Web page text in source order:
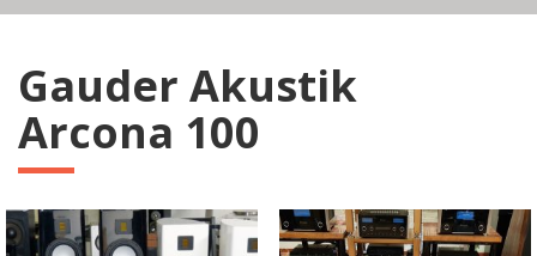
Gauder Akustik
Arcona 100